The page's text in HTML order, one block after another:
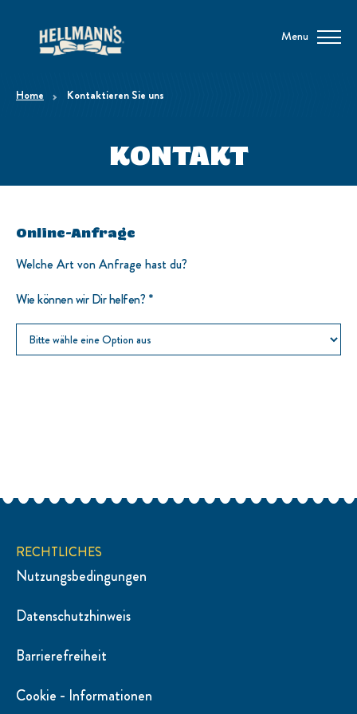
Menu
home Kontaktieren Sie uns
KONTAKT
Online-Anfrage
Welche Art von Anfrage hast du?
Wie können wir Dir helfen? *
RECHTLICHES
Nutzungsbedingungen
Datenschutzhinweis
Barrierefreiheit
Cookie - Informationen